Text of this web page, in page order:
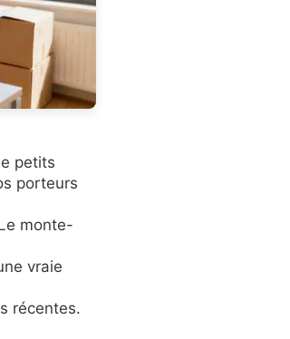
petits
porteurs
monte-
vraie
récentes.